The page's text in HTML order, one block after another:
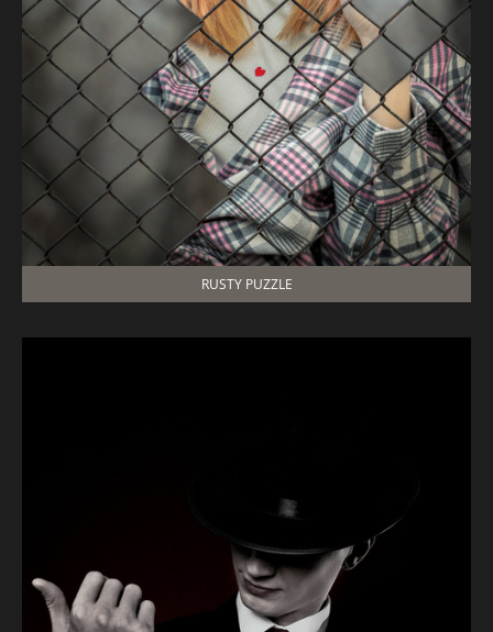
RUSTY PUZZLE